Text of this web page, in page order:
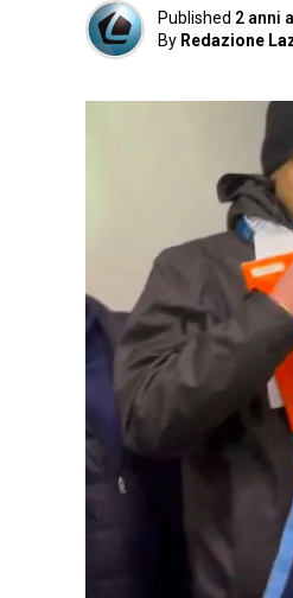
Published 2 anni
By Redazione